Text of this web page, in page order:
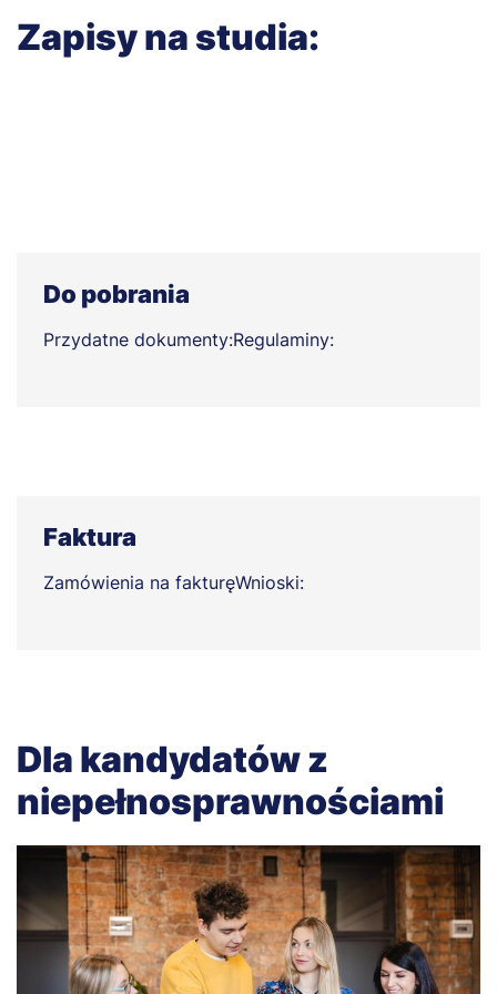
Zapisy na studia:
Do pobrania
Przydatne dokumenty:Regulaminy:
Faktura
Zamówienia na fakturęWnioski:
Dla kandydatów z
niepełnosprawnościami